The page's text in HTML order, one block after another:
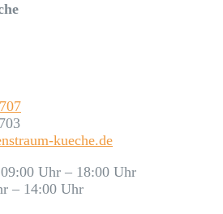
kueche.de
Uhr – 18:00 Uhr
– 14:00 Uhr